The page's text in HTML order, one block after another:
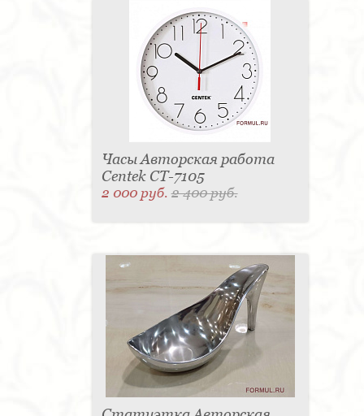
Часы Авторская работа
Centek CT-7105
2 000 руб.2 400 руб.